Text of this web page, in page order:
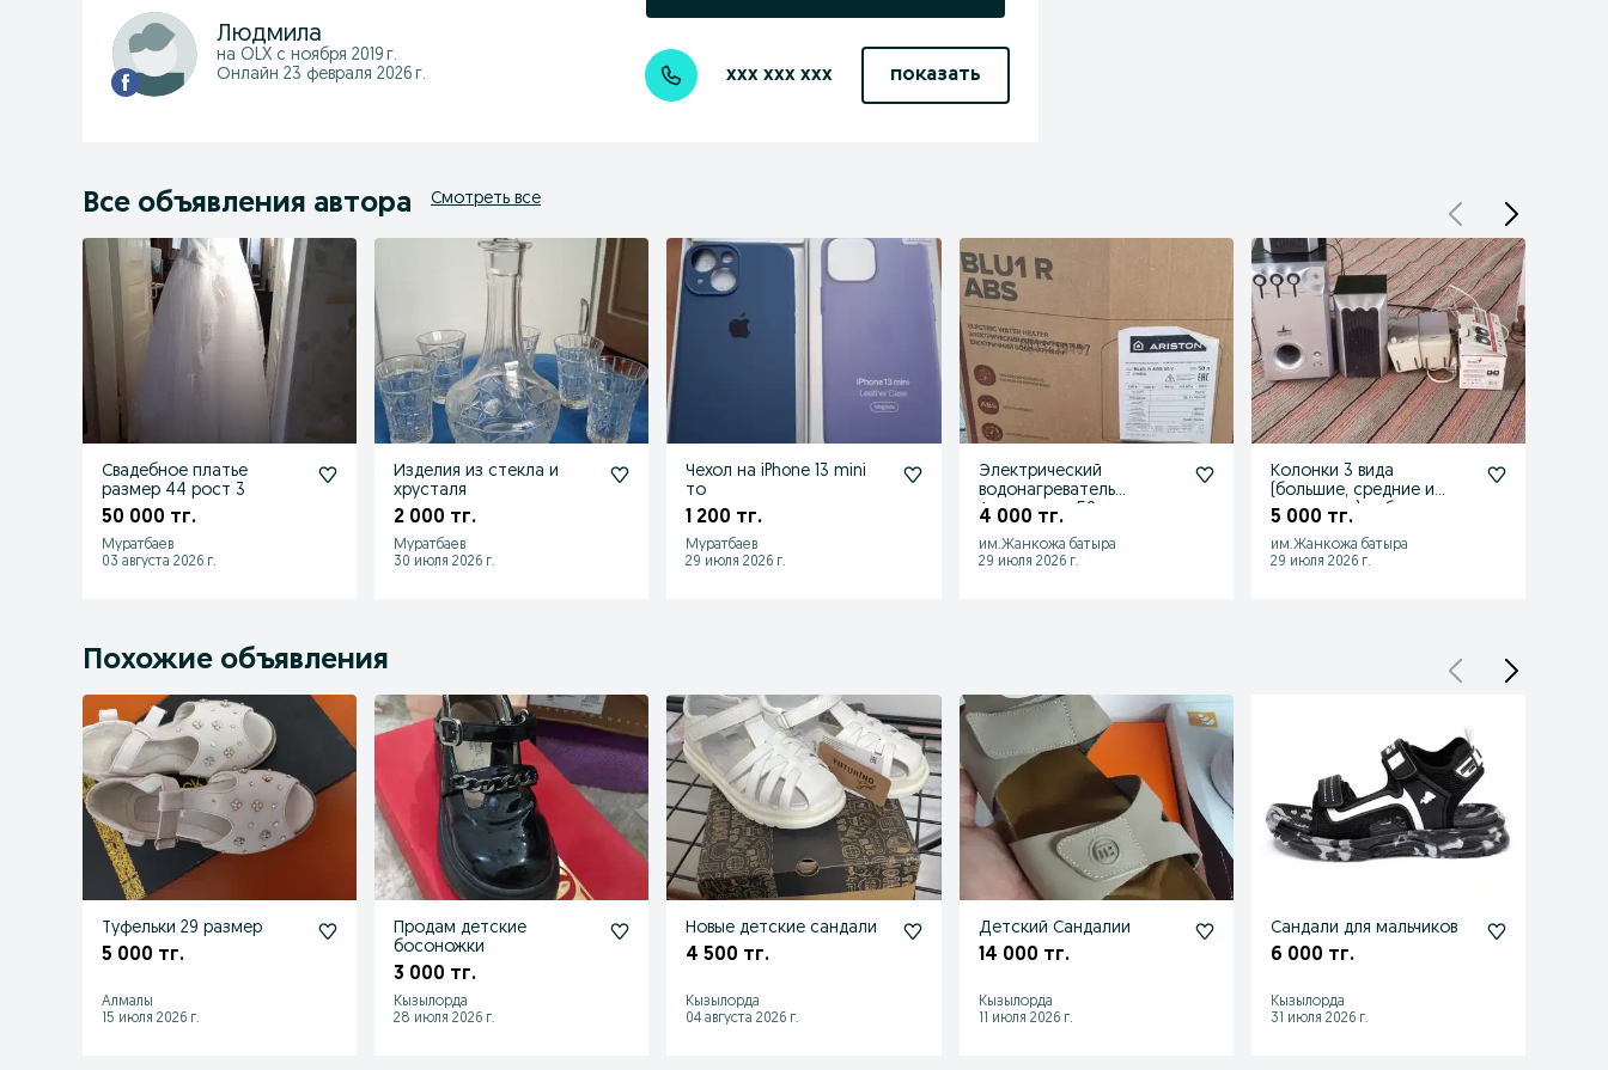
Людмила
на OLX с ноября 2019 г.
Онлайн 23 февраля 2026 г.
xxx xxx xxx показать
Все объявления автора Смотреть все
Свадебное платье
размер 44 рост 3
50 000 тг.
Муратбаев
03 августа 2026 г.
Изделия из стекла и
хрусталя
2 000 тг.
Муратбаев
30 июля 2026 г.
Чехол на iPhone 13 mini
то
1 200 тг.
Муратбаев
29 июля 2026 г.
Электрический
водонагреватель
Аристон на 50 л
4 000 тг.
им.Жанкожа батыра
29 июля 2026 г.
Колонки 3 вида
(большие, средние и
маленькие) рабочие
5 000 тг.
им.Жанкожа батыра
29 июля 2026 г.
Похожие объявления
Туфельки 29 размер
5 000 тг.
Алмалы
15 июля 2026 г.
Продам детские
босоножки
3 000 тг.
Кызылорда
28 июля 2026 г.
Новые детские сандали
4 500 тг.
Кызылорда
04 августа 2026 г.
Детский Сандалии
14 000 тг.
Кызылорда
11 июля 2026 г.
Сандали для мальчиков
6 000 тг.
Кызылорда
31 июля 2026 г.